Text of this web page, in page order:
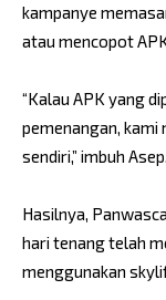
kampanye
atau mencopot
“Kalau APK yang
pemenangan,
sendiri,” imbuh Asep.
Hasilnya,
hari tenang telah
menggunakan